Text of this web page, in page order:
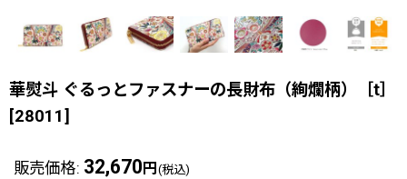
華熨斗 ぐるっとファスナーの長財布（絢爛柄）［t］
[28011]
販売価格: 32,670 円 (税込)